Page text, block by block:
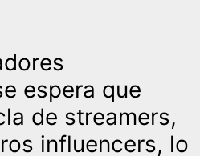
espera que
de streamers,
influencers, lo